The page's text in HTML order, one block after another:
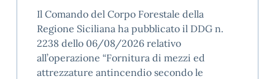
Il Comando del Corpo Forestale della
Regione Siciliana ha pubblicato il DDG n.
2238 dello 06/08/2026 relativo
all’operazione “Fornitura di mezzi ed
attrezzature antincendio secondo le